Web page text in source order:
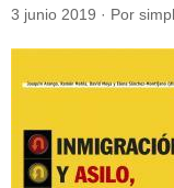
3 junio 2019 · Por